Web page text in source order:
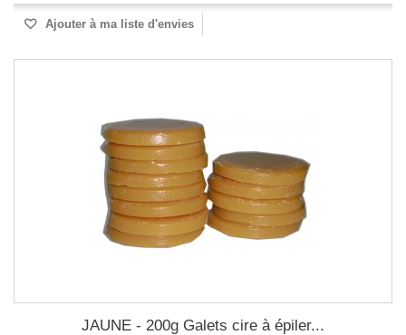
Ajouter à ma liste d'envies
JAUNE - 200g Galets cire à épiler...